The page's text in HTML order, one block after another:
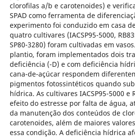
clorofilas a/b e carotenoides) e
SPAD como ferramenta de
experimento foi conduzido em casa
quatro cultivares (IACSP95-5000,
SP80-3280) foram cultivadas em
plantio, foram implementados dois
deficiência (-D) e com deficiência
cana-de-açúcar respondem
pigmentos fotossintéticos quando
hídrica. As cultivares IACSP95-5000 e
efeito do estresse por falta de água,
da manutenção dos conteúdos de
carotenoides, além de maiores
essa condição. A deficiência hídrica